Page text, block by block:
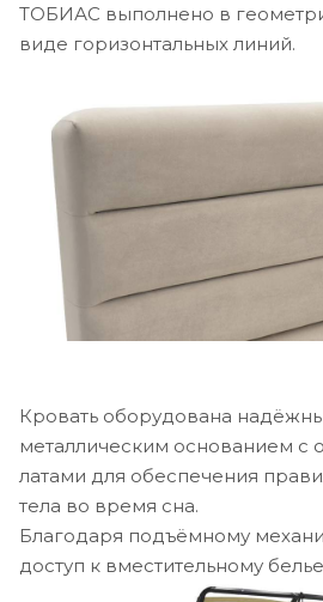
ТОБИАС выполнено в
виде горизонтальных линий.
Кровать оборудована
металлическим основанием с
латами для обеспечения
тела во время сна.
Благодаря подъёмному
доступ к вместительному